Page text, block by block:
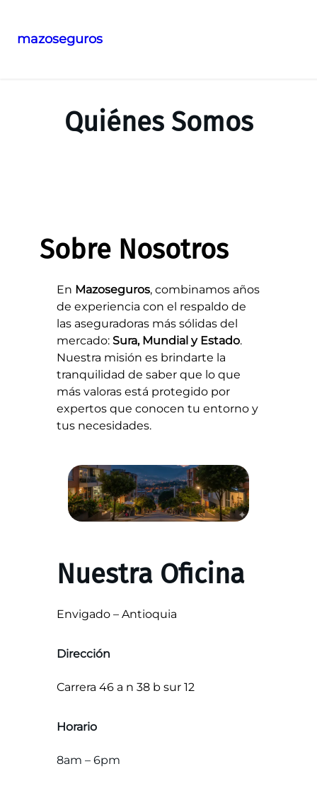
mazoseguros
Quiénes Somos
Sobre Nosotros
En Mazoseguros, combinamos años
de experiencia con el respaldo de
las aseguradoras más sólidas del
mercado: Sura, Mundial y Estado.
Nuestra misión es brindarte la
tranquilidad de saber que lo que
más valoras está protegido por
expertos que conocen tu entorno y
tus necesidades.
Nuestra Oficina
Envigado – Antioquia
Dirección
Carrera 46 a n 38 b sur 12
Horario
8am – 6pm